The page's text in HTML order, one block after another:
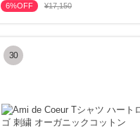
6%OFF ¥17,150
30